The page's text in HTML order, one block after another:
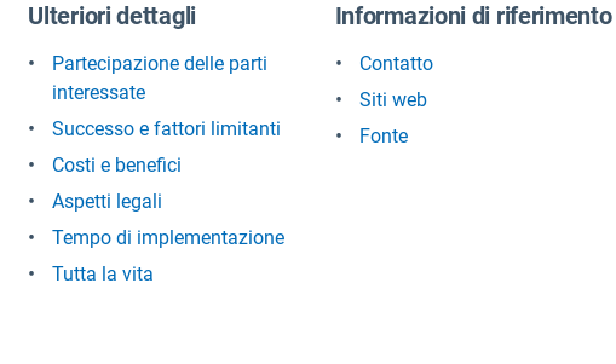
Ulteriori dettagli
Partecipazione delle parti
interessate
Successo e fattori limitanti
Costi e benefici
Aspetti legali
Tempo di implementazione
Tutta la vita
Informazioni di riferimento
Contatto
Siti web
Fonte